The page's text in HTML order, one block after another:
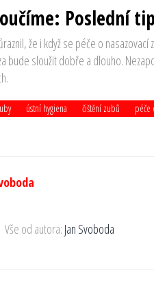
Poslední
že i když se péče o
bude sloužit dobře a dlouho.
ústní hygiena čištění zubů péče
Vše od autora: Jan Svoboda